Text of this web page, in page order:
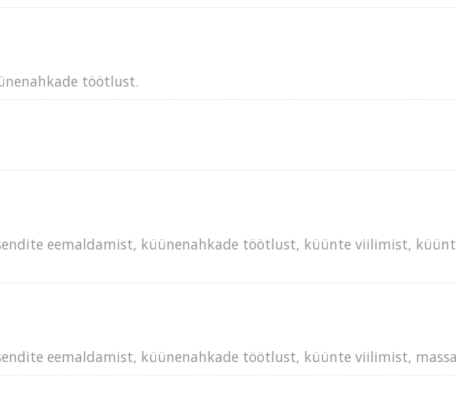
töötlust.
eemaldamist, küünenahkade töötlust, küünte viilimist,
eemaldamist, küünenahkade töötlust, küünte viilimist,